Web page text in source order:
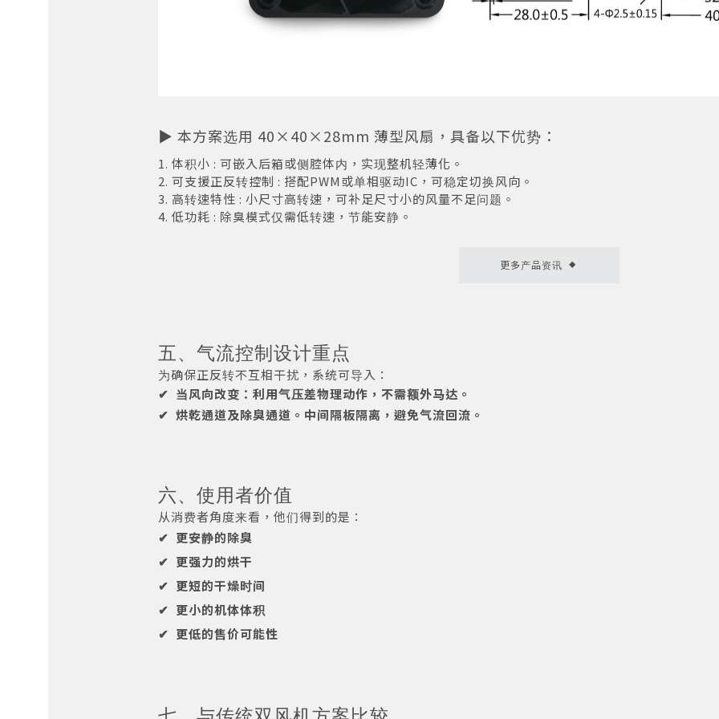
▶ 本方案选用 40×40×28mm 薄型风扇，具备以下优势：
1. 体积小 : 可嵌入后箱或侧腔体内，实现整机轻薄化。
2. 可支援正反转控制 : 搭配PWM或单相驱动IC，可稳定切换风向。
3. 高转速特性 : 小尺寸高转速，可补足尺寸小的风量不足问题。
4. 低功耗 : 除臭模式仅需低转速，节能安静。
更多产品资讯 ◆
五、气流控制设计重点
为确保正反转不互相干扰，系统可导入：
✔ 当风向改变：利用气压差物理动作，不需额外马达。
✔ 烘乾通道及除臭通道。中间隔板隔离，避免气流回流。
六、使用者价值
从消费者角度来看，他们得到的是：
✔ 更安静的除臭
✔ 更强力的烘干
✔ 更短的干燥时间
✔ 更小的机体体积
✔ 更低的售价可能性